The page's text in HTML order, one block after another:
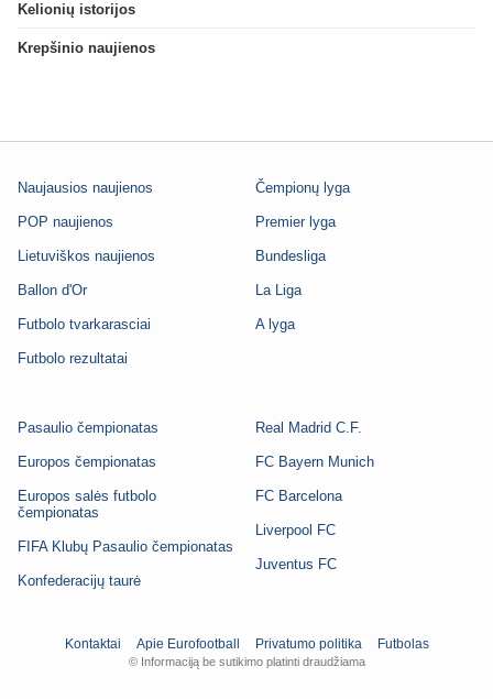
Kelionių istorijos
Krepšinio naujienos
Naujausios naujienos
POP naujienos
Lietuviškos naujienos
Ballon d'Or
Futbolo tvarkarasciai
Futbolo rezultatai
Čempionų lyga
Premier lyga
Bundesliga
La Liga
A lyga
Pasaulio čempionatas
Europos čempionatas
Europos salės futbolo
čempionatas
FIFA Klubų Pasaulio čempionatas
Konfederacijų taurė
Real Madrid C.F.
FC Bayern Munich
FC Barcelona
Liverpool FC
Juventus FC
Kontaktai Apie Eurofootball Privatumo politika Futbolas
© Informaciją be sutikimo platinti draudžiama